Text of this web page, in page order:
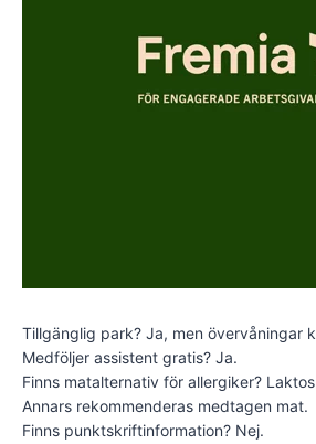
Tillgänglig park? Ja, men övervåningar
Medföljer assistent gratis? Ja.
Finns matalternativ för allergiker?
Annars rekommenderas medtagen mat.
Finns punktskriftinformation? Nej.